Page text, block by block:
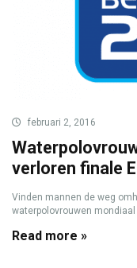
februari 2, 2016
verloren finale
Vinden mannen de weg
waterpolovrouwen
Read more »